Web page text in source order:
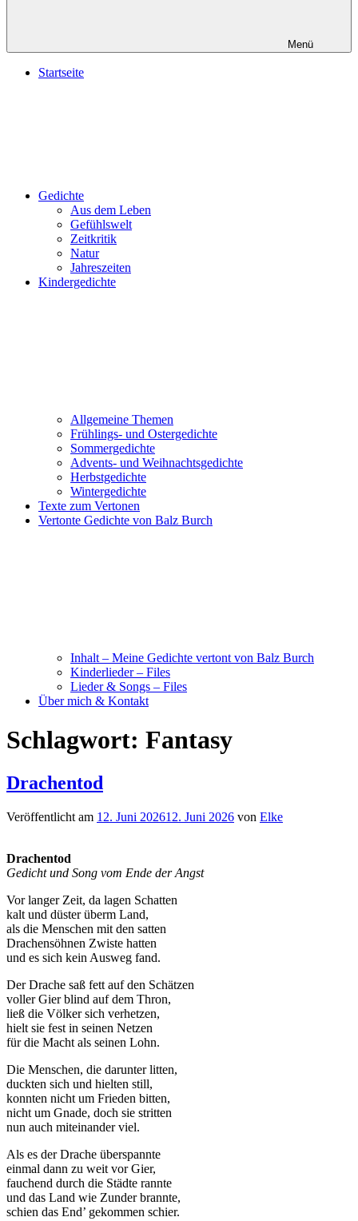
Menü
Startseite
Gedichte
Aus dem Leben
Gefühlswelt
Zeitkritik
Natur
Jahreszeiten
Kindergedichte
Allgemeine Themen
Frühlings- und Ostergedichte
Sommergedichte
Advents- und Weihnachtsgedichte
Herbstgedichte
Wintergedichte
Texte zum Vertonen
Vertonte Gedichte von Balz Burch
Inhalt – Meine Gedichte vertont von Balz Burch
Kinderlieder – Files
Lieder & Songs – Files
Über mich & Kontakt
Schlagwort: Fantasy
Drachentod
Veröffentlicht am 12. Juni 202612. Juni 2026 von Elke
Drachentod
Gedicht und Song vom Ende der Angst
Vor langer Zeit, da lagen Schatten
kalt und düster überm Land,
als die Menschen mit den satten
Drachensöhnen Zwiste hatten
und es sich kein Ausweg fand.
Der Drache saß fett auf den Schätzen
voller Gier blind auf dem Thron,
ließ die Völker sich verhetzen,
hielt sie fest in seinen Netzen
für die Macht als seinen Lohn.
Die Menschen, die darunter litten,
duckten sich und hielten still,
konnten nicht um Frieden bitten,
nicht um Gnade, doch sie stritten
nun auch miteinander viel.
Als es der Drache überspannte
einmal dann zu weit vor Gier,
fauchend durch die Städte rannte
und das Land wie Zunder brannte,
schien das End’ gekommen schier.